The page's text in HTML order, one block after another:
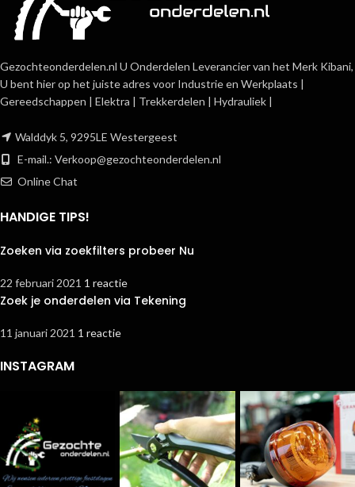
Gezochteonderdelen.nl U Onderdelen Leverancier van het Merk Kibani,
U bent hier op het juiste adres voor Industrie en Werkplaats |
Gereedschappen | Elektra | Trekkerdelen | Hydrauliek |
Walddyk 5, 9295LE Westergeest
E-mail.: Verkoop@gezochteonderdelen.nl
Online Chat
HANDIGE TIPS!
Zoeken via zoekfilters probeer Nu
22 februari 2021 1 reactie
Zoek je onderdelen via Tekening
11 januari 2021 1 reactie
INSTAGRAM